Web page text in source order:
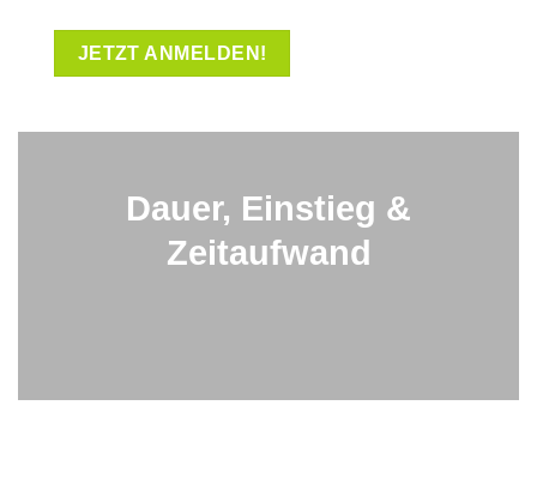
JETZT ANMELDEN!
Dauer, Einstieg &
Zeitaufwand